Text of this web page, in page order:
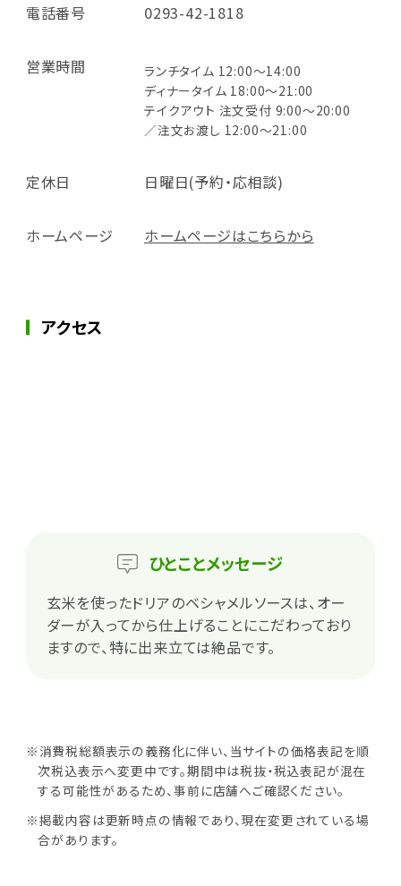
電話番号 0293-42-1818
営業時間
ランチタイム 12:00～14:00
ディナータイム 18:00～21:00
テイクアウト 注文受付 9:00～20:00
／注文お渡し 12:00～21:00
定休日 日曜日(予約・応相談)
ホームページ ホームページはこちらから
アクセス
ひとことメッセージ
玄米を使ったドリアのベシャメルソースは、オー
ダーが入ってから仕上げることにこだわっており
ますので、特に出来立ては絶品です。
※消費税総額表示の義務化に伴い、当サイトの価格表記を順
次税込表示へ変更中です。期間中は税抜・税込表記が混在
する可能性があるため、事前に店舗へご確認ください。
※掲載内容は更新時点の情報であり、現在変更されている場
合があります。